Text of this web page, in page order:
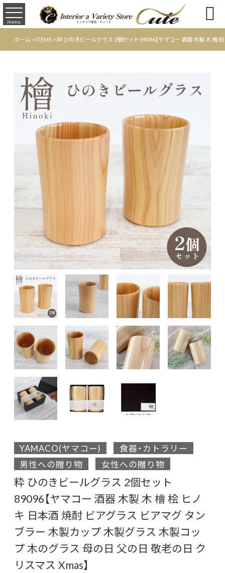
menu 
ホーム >ITEMS >粋 ひのきビールグラス 2個セット 89096【ヤマコー 酒器 木製 木 檜
YAMACO(ヤマコー)
食器・カトラリー
男性への贈り物
女性への贈り物
粋 ひのきビールグラス 2個セット
89096【ヤマコー 酒器 木製 木 檜 桧 ヒノ
キ 日本酒 焼酎 ビアグラス ビアマグ タン
ブラー 木製カップ 木製グラス 木製コッ
プ 木のグラス 母の日 父の日 敬老の日 ク
リスマス Xmas】